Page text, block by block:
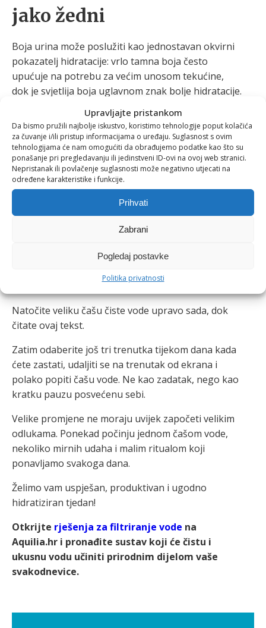
Upravljajte pristankom
Da bismo pružili najbolje iskustvo, koristimo tehnologije poput kolačića
za čuvanje i/ili pristup informacijama o uređaju. Suglasnost s ovim
tehnologijama će nam omogućiti da obrađujemo podatke kao što su
ponašanje pri pregledavanju ili jedinstveni ID-ovi na ovoj web stranici.
Nepristanak ili povlačenje suglasnosti može negativno utjecati na
određene karakteristike i funkcije.
Prihvati
Zabrani
Pogledaj postavke
Politika privatnosti
jako žedni
Boja urina može poslužiti kao jednostavan okvirni
pokazatelj hidratacije: vrlo tamna boja često
upućuje na potrebu za većim unosom tekućine,
dok je svjetlija boja uglavnom znak bolje hidratacije.
lijekovi i zdravstvena stanja, pa je važno promatrati
cjelokupno stanje organizma.
Osobama s određenim bolestima srca ili bubrega
liječnik može preporučiti ograničen ili precizno
određen unos tekućine. U takvim je situacijama
uvijek potrebno slijediti individualne medicinske
preporuke.
Naš mali izazov za
početak tjedna
Natočite veliku čašu čiste vode upravo sada, dok
čitate ovaj tekst.
Zatim odaberite još tri trenutka tijekom dana kada
ćete zastati, udaljiti se na trenutak od ekrana i
polako popiti čašu vode. Ne kao zadatak, nego kao
kratku pauzu posvećenu sebi.
Velike promjene ne moraju uvijek započeti velikim
odlukama. Ponekad počinju jednom čašom vode,
nekoliko mirnih udaha i malim ritualom koji
ponavljamo svakoga dana.
Želimo vam uspješan, produktivan i ugodno
hidratiziran tjedan!
Otkrijte rješenja za filtriranje vode na
Aquilia.hr i pronađite sustav koji će čistu i
ukusnu vodu učiniti prirodnim dijelom vaše
svakodnevice.